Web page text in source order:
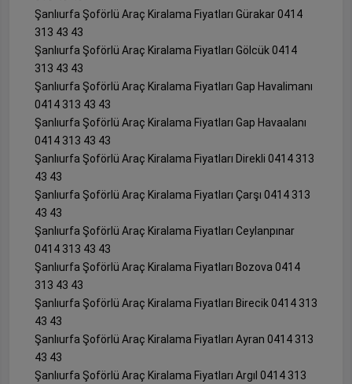
Şanlıurfa Şoförlü Araç Kiralama Fiyatları Gürakar 0414
313 43 43
Şanlıurfa Şoförlü Araç Kiralama Fiyatları Gölcük 0414
313 43 43
Şanlıurfa Şoförlü Araç Kiralama Fiyatları Gap Havalimanı
0414 313 43 43
Şanlıurfa Şoförlü Araç Kiralama Fiyatları Gap Havaalanı
0414 313 43 43
Şanlıurfa Şoförlü Araç Kiralama Fiyatları Direkli 0414 313
43 43
Şanlıurfa Şoförlü Araç Kiralama Fiyatları Çarşı 0414 313
43 43
Şanlıurfa Şoförlü Araç Kiralama Fiyatları Ceylanpınar
0414 313 43 43
Şanlıurfa Şoförlü Araç Kiralama Fiyatları Bozova 0414
313 43 43
Şanlıurfa Şoförlü Araç Kiralama Fiyatları Birecik 0414 313
43 43
Şanlıurfa Şoförlü Araç Kiralama Fiyatları Ayran 0414 313
43 43
Şanlıurfa Şoförlü Araç Kiralama Fiyatları Argıl 0414 313